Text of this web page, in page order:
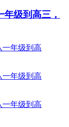
级到高三，